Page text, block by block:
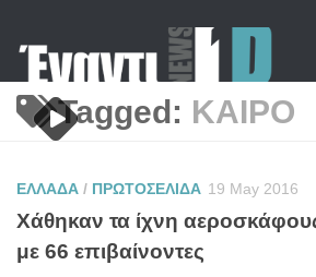
Tagged: ΚΑΙΡΟ
ΕΛΛΑΔΑ / ΠΡΩΤΟΣΕΛΙΔΑ 19 May 2016
Χάθηκαν τα ίχνη
με 66 επιβαίνοντες